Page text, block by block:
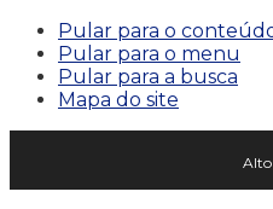
Pular para o
Pular para o menu
Pular para a busca
Mapa do site